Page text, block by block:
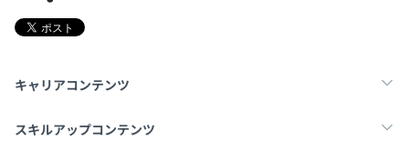
キャリアコンテンツ
転職・キャリア
スキルアップコンテンツ